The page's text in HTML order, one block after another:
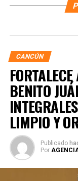
CANCÚN
BENITO
LIMPIO Y
Publicado
Por